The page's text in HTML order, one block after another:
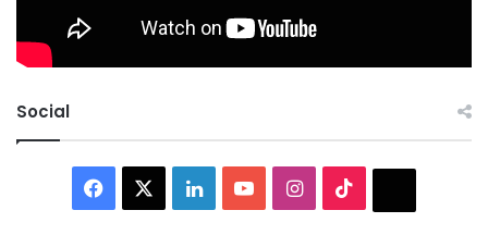
Social
Facebook LinkedInYouTubeInstagram